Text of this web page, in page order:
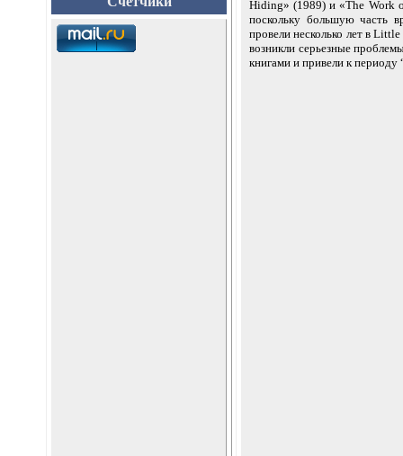
Hiding» (1989) и «The Work
поскольку большую часть
провели несколько лет в
возникли серьезные
книгами и привели к периоду